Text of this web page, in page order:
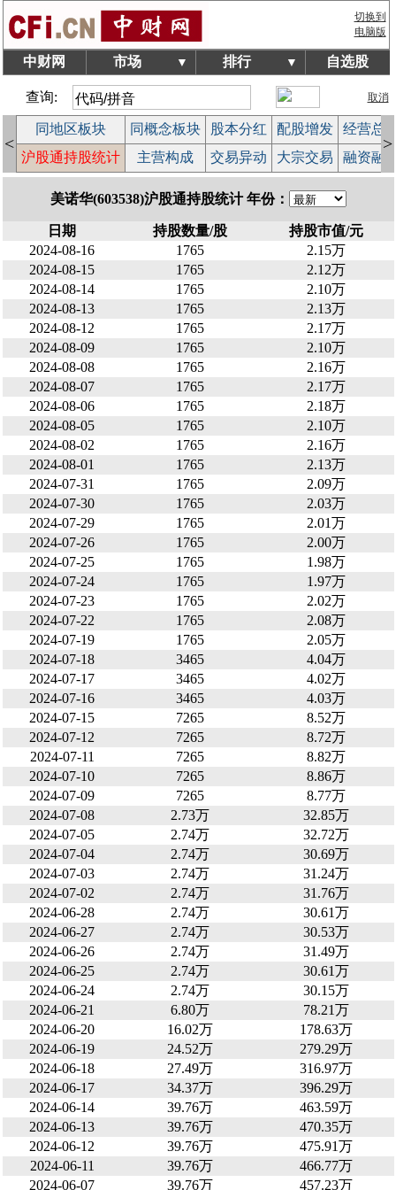
切换到
电脑版
中财网 市场 ▼ 排行 ▼ 自选股
查询: 取消
<
同地区板块 同概念板块 股本分红 配股增发
经营总
沪股通持股统计 主营构成 交易异动 大宗交易 融资融
>
美诺华(603538)沪股通持股统计 年份：
日期 持股数量/股
持股市值/元
2024-08-16
1765
2.15万
2024-08-15
1765
2.12万
2024-08-14
1765
2.10万
2024-08-13
1765
2.13万
2024-08-12
1765
2.17万
2024-08-09
1765
2.10万
2024-08-08
1765
2.16万
2024-08-07
1765
2.17万
2024-08-06
1765
2.18万
2024-08-05
1765
2.10万
2024-08-02
1765
2.16万
2024-08-01
1765
2.13万
2024-07-31
1765
2.09万
2024-07-30
1765
2.03万
2024-07-29
1765
2.01万
2024-07-26
1765
2.00万
2024-07-25
1765
1.98万
2024-07-24
1765
1.97万
2024-07-23
1765
2.02万
2024-07-22
1765
2.08万
2024-07-19
1765
2.05万
2024-07-18
3465
4.04万
2024-07-17
3465
4.02万
2024-07-16
3465
4.03万
2024-07-15
7265
8.52万
2024-07-12
7265
8.72万
2024-07-11
7265
8.82万
2024-07-10
7265
8.86万
2024-07-09
7265
8.77万
2024-07-08
2.73万
32.85万
2024-07-05
2.74万
32.72万
2024-07-04
2.74万
30.69万
2024-07-03
2.74万
31.24万
2024-07-02
2.74万
31.76万
2024-06-28
2.74万
30.61万
2024-06-27
2.74万
30.53万
2024-06-26
2.74万
31.49万
2024-06-25
2.74万
30.61万
2024-06-24
2.74万
30.15万
2024-06-21
6.80万
78.21万
2024-06-20
16.02万
178.63万
2024-06-19
24.52万
279.29万
2024-06-18
27.49万
316.97万
2024-06-17
34.37万
396.29万
2024-06-14
39.76万
463.59万
2024-06-13
39.76万
470.35万
2024-06-12
39.76万
475.91万
2024-06-11
39.76万
466.77万
2024-06-07
39.76万 457.23万